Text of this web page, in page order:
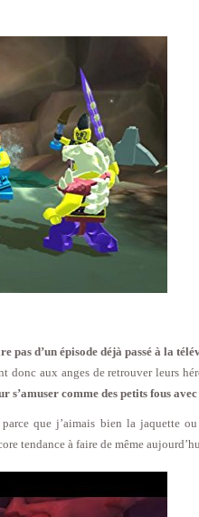
pas d’un épisode déjà passé à la
donc aux anges de retrouver leurs
comme des petits fous avec
que j’aimais bien la jaquette
tendance à faire de même